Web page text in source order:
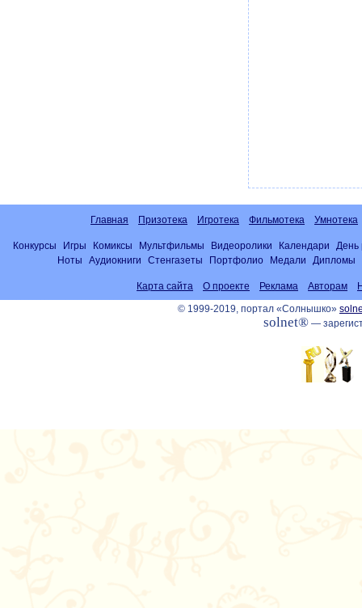
Главная Призотека Игротека Фильмотека Умнотека
Конкурсы Игры Комиксы Мультфильмы Видеоролики Календари
День
Ноты
Аудиокниги Стенгазеты Портфолио Медали Дипломы
Карта сайта О проекте Реклама Авторам
© 1999-2019, портал «Солнышко»
solnet®—